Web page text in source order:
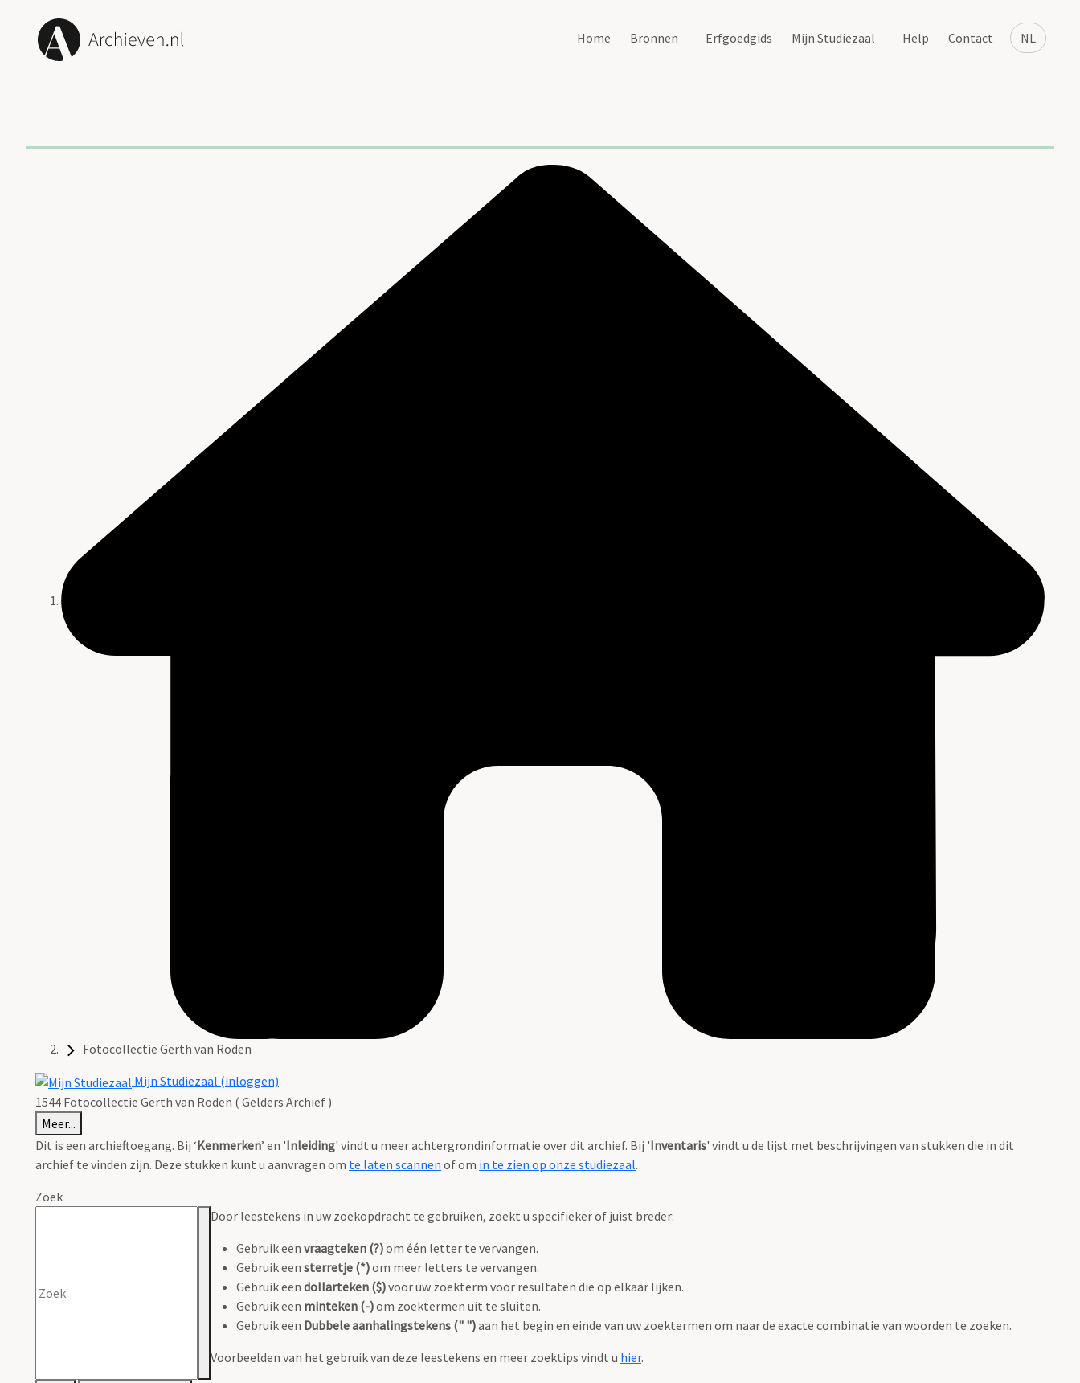
NL
Home Bronnen Erfgoedgids Mijn Studiezaal Help Contact
Fotocollectie Gerth van Roden
Mijn Studiezaal (inloggen)
1544 Fotocollectie Gerth van Roden ( Gelders Archief )
Meer...
Dit is een archieftoegang. Bij ‘Kenmerken’ en 'Inleiding' vindt u meer achtergrondinformatie over dit archief. Bij 'Inventaris' vindt u de lijst met beschrijvingen van stukken die in dit
archief te vinden zijn. Deze stukken kunt u aanvragen om te laten scannen of om in te zien op onze studiezaal.
Zoek
Door leestekens in uw zoekopdracht te gebruiken, zoekt u specifieker of juist breder:
Gebruik een vraagteken (?)om één letter te vervangen.
Gebruik een sterretje (*)om meer letters te vervangen.
Gebruik een dollarteken ($)voor uw zoekterm voor resultaten die op elkaar lijken.
Gebruik een minteken (-)om zoektermen uit te sluiten.
Gebruik een Dubbele aanhalingstekens (" ")aan het begin en einde van uw zoektermen om naar de exacte combinatie van woorden te zoeken.
Voorbeelden van het gebruik van deze leestekens en meer zoektips vindt u hier.